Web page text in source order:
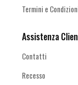
Termini e
Assistenza
Contatti
Recesso